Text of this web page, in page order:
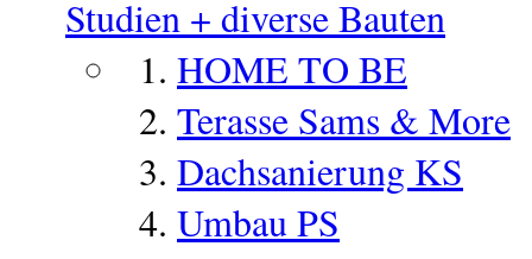
Studien + diverse Bauten
HOME TO BE
Terasse Sams & More
Dachsanierung KS
Umbau PS